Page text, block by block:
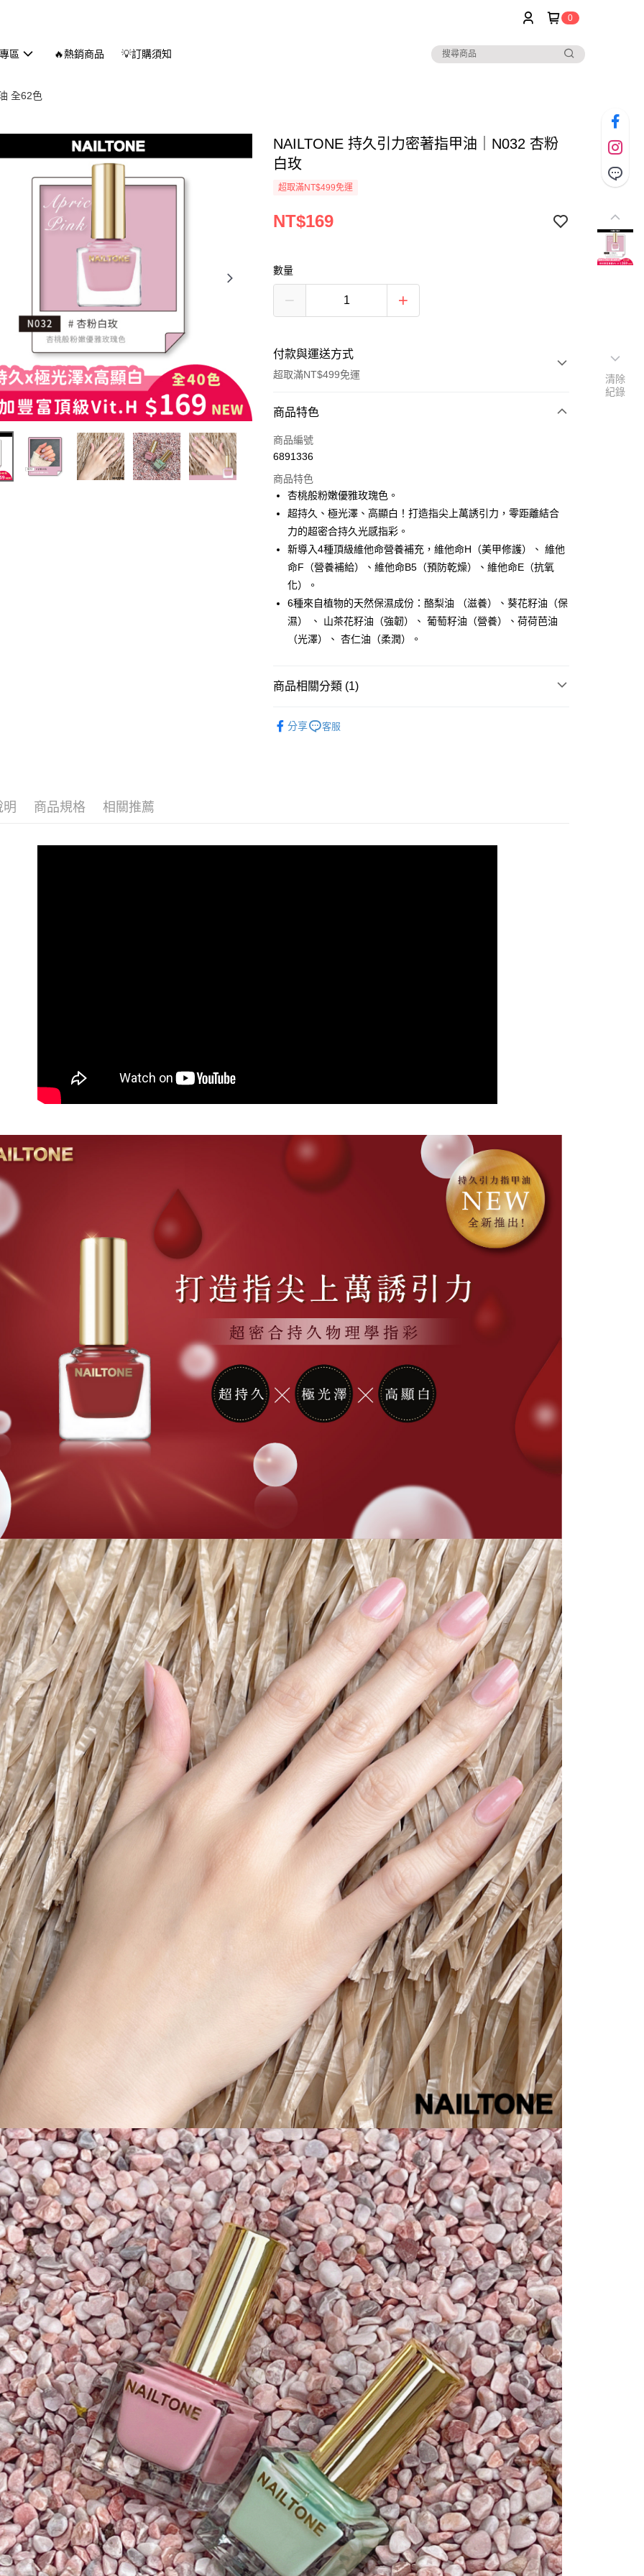
0
區 🔥熱銷商品 💡訂購須知
全62色
NAILTONE 持久引力密著指甲油｜N032 杏粉
白玫
超取滿NT$499免運
NT$169
數量
付款與運送方式
超取滿NT$499免運
付款方式
信用卡一次付款
LINE Pay
Apple Pay
街口支付
悠遊付
運送方式
全家取貨付款
因應疫情升溫，目前暫停使用7-11取貨付款配送，請使用全
每筆NT$9,999
商品特色
商品編號
6891336
商品特色
杏桃般粉嫩優雅玫瑰色。
超持久、極光澤、高顯白！打造指尖上萬誘引力，零距離結合
力的超密合持久光感指彩。
新導入4種頂級維他命營養補充，維他命H（美甲修護）、 維他
命F（營養補給）、維他命B5（預防乾燥）、維他命E（抗氧
化）。
6種來自植物的天然保濕成份：酪梨油 （滋養）、葵花籽油（保
濕） 、 山茶花籽油（強韌）、 葡萄籽油（營養）、荷荷芭油
（光澤）、 杏仁油（柔潤）。
商品相關分類 (1)
分享
客服
明 商品規格 相關推薦
清除
紀錄